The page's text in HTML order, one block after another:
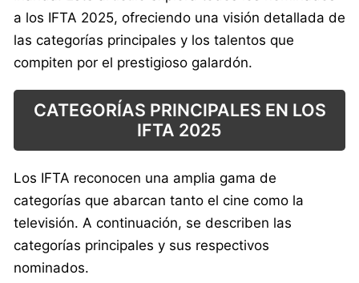
a los IFTA 2025, ofreciendo una visión detallada de
las categorías principales y los talentos que
compiten por el prestigioso galardón.
CATEGORÍAS PRINCIPALES EN LOS
IFTA 2025
Los IFTA reconocen una amplia gama de
categorías que abarcan tanto el cine como la
televisión. A continuación, se describen las
categorías principales y sus respectivos
nominados.